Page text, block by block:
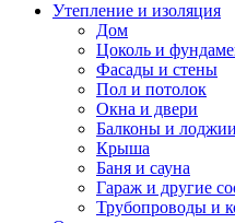
Утепление и изоляция
Дом
Цоколь и
Фасады и стены
Пол и потолок
Окна и двери
Балконы и лоджии
Крыша
Баня и сауна
Гараж и другие
Трубопроводы и